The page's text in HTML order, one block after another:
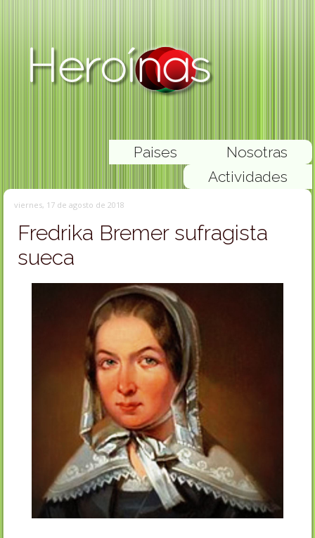
Nosotras
Paises
Actividades
viernes, 17 de agosto de 2018
Fredrika Bremer sufragista
sueca